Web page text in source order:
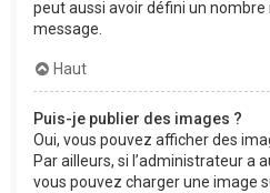
peut aussi avoir défini un
message.
Haut
Puis-je publier des images ?
Oui, vous pouvez afficher des
Par ailleurs, si l’administrateur a
vous pouvez charger une image